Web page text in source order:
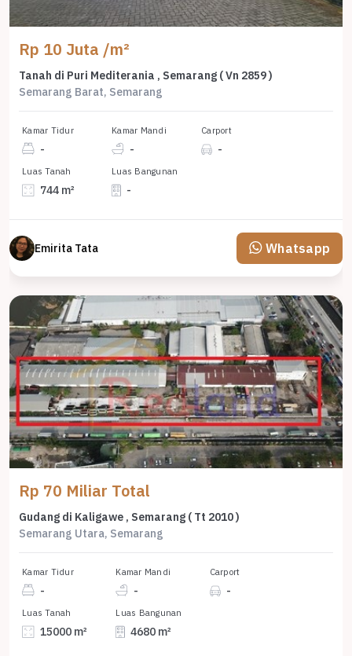
Rp 10 Juta /m²
Tanah di Puri Mediterania , Semarang ( Vn 2859 )
Semarang Barat, Semarang
Kamar Tidur
-
Kamar Mandi
-
Carport
-
Luas Tanah
744 m²
Luas Bangunan
-
Emirita Tata Whatsapp
Rp 70 Miliar Total
Gudang di Kaligawe , Semarang ( Tt 2010 )
Semarang Utara, Semarang
Kamar Tidur
-
Kamar Mandi
-
Carport
-
Luas Tanah
15000 m²
Luas Bangunan
4680 m²